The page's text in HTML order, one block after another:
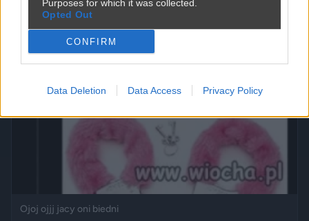
Purposes for which it was collected.
Opted Out
CONFIRM
Data Deletion Data Access Privacy Policy
Ojoj ojjj jacy oni biedni